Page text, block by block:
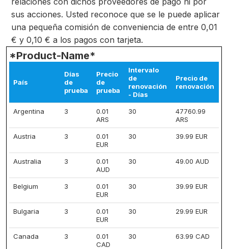
sus acciones. Usted reconoce que se le puede aplicar
una pequeña comisión de conveniencia de entre 0,01
€ y 0,10 € a los pagos con tarjeta.
*Product-Name*
País
Días
de
prueba
Precio
de
prueba
Intervalo
de
renovación
- Días
Precio de
renovación
Argentina 3
0.01
ARS
30
47760.99
ARS
Austria 3
0.01
EUR
30 39.99 EUR
Australia 3
0.01
AUD
30 49.00 AUD
Belgium 3
0.01
EUR
30 39.99 EUR
Bulgaria 3
0.01
EUR
30 29.99 EUR
Canada 3
0.01
CAD
30 63.99 CAD